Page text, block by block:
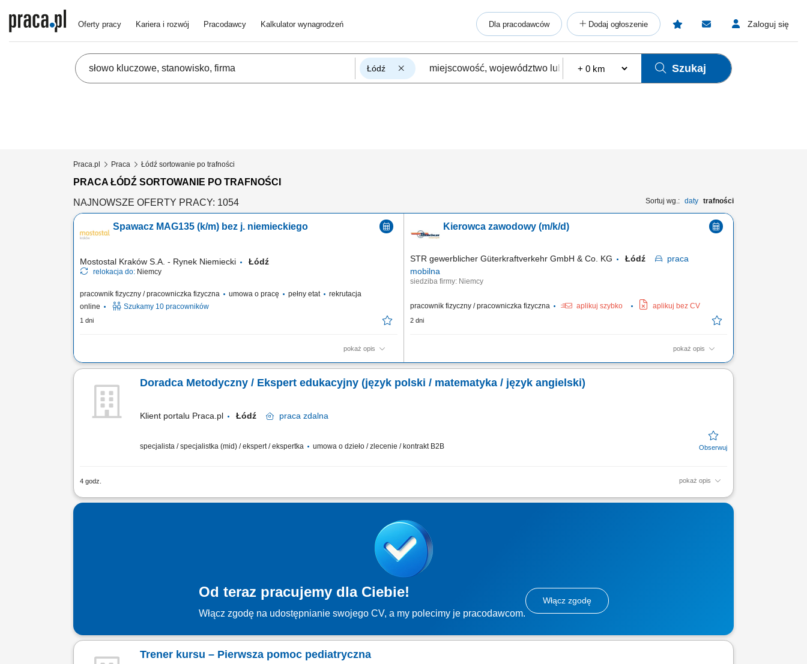
Oferty pracy Kariera i rozwój Pracodawcy Kalkulator wynagrodzeń Dla pracodawców Dodaj ogłoszenie Zaloguj się
Łódź Szukaj
Praca.pl Praca Łódź sortowanie po trafności
PRACA ŁÓDŹ SORTOWANIE PO TRAFNOŚCI
Sortuj wg.: daty trafności
NAJNOWSZE OFERTY PRACY: 1054
Spawacz MAG135 (k/m) bez j. niemieckiego
Mostostal Kraków S.A. - Rynek Niemiecki Łódź
relokacja do: Niemcy
pracownik fizyczny / pracowniczka fizyczna umowa o pracę pełny etat
rekrutacja
online
Szukamy 10 pracowników
1 dni
pokaż opis
Zakres obowiązków Spawanie konstrukcji stalowych (MAG 135), Spawanie spoin pachwinowych
Kierowca zawodowy (m/k/d)
STR gewerblicher Güterkraftverkehr GmbH & Co. KG Łódź
praca
mobilna
siedziba firmy: Niemcy
pracownik fizyczny / pracowniczka fizyczna aplikuj szybko aplikuj bez CV
2 dni
pokaż opis
Twoje obowiązki Przeprowadzanie załadunku i rozładunku; Przetwarzanie dokumentów
zewnątrz;
Doradca Metodyczny / Ekspert edukacyjny (język polski / matematyka / język angielski)
Klient portalu Praca.pl Łódź praca zdalna
specjalista / specjalistka (mid) / ekspert / ekspertka umowa o dzieło / zlecenie / kontrakt B2B
4 godz. pokaż opis
Opracowanie ścieżek edukacyjnych w 3 wariantach czasowych z uwzględnieniem egzaminu ósmoklasisty; Merytoryczna ocena produktu online pod kątem treści,
Od teraz pracujemy dla Ciebie!
Włącz zgodę na udostępnianie swojego CV, a my polecimy je pracodawcom.
Włącz zgodę
Trener kursu – Pierwsza pomoc pediatryczna